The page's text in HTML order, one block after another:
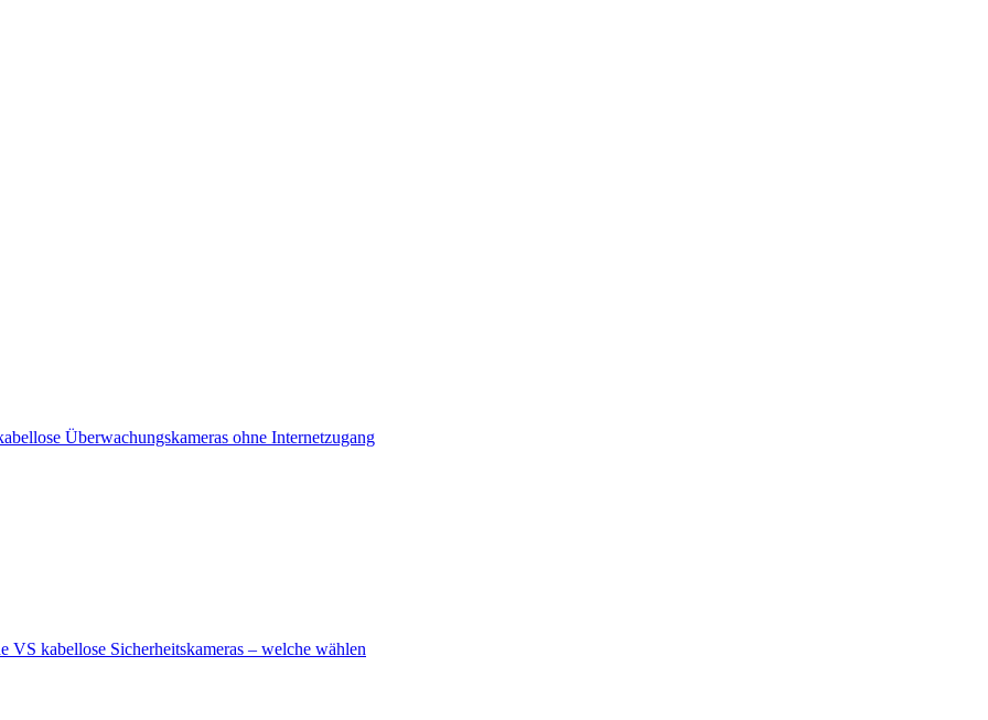
Überwachungskameras ohne Internetzugang
VS kabellose Sicherheitskameras – welche wählen